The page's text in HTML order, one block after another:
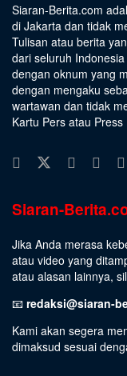
Siaran-Berita.com
di Jakarta dan tidak
Tulisan atau berita
dari seluruh
dengan oknum yang
dengan mengaku
wartawan dan tidak
Kartu Pers atau Press
Siaran-
Jika Anda merasa
atau video yang
atau alasan lainnya,
📧 redaksi@siaran-
Kami akan segera
dimaksud sesuai